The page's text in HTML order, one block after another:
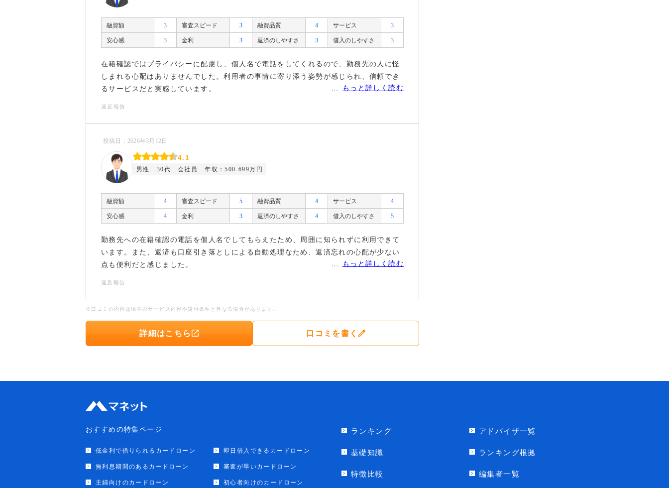
融資額 3 審査スピード 3 融資品質 4 サービス 3
安心感 3 金利 3 返済のしやすさ 3 借入のしやすさ 3
在籍確認ではプライバシーに配慮し、個人名で電話をしてくれるので、勤務先の人に怪
しまれる心配はありませんでした。利用者の事情に寄り添う姿勢が感じられ、信頼でき
るサービスだと実感しています。
もっと詳しく読む
違反報告
投稿日：2026年3月12日
4.1
男性 30代 会社員 年収：500-699万円
融資額 4 審査スピード 5 融資品質 4 サービス 4
安心感 4 金利 3 返済のしやすさ 4 借入のしやすさ 5
勤務先への在籍確認の電話を個人名でしてもらえたため、周囲に知られずに利用できて
います。また、返済も口座引き落としによる自動処理なため、返済忘れの心配が少ない
点も便利だと感じました。
もっと詳しく読む
違反報告
※口コミの内容は現在のサービス内容や貸付条件と異なる場合があります。
詳細はこちら 口コミを書く
おすすめの特集ページ
低金利で借りられるカードローン 即日借入できるカードローン
無利息期間のあるカードローン 審査が早いカードローン
主婦向けのカードローン 初心者向けのカードローン
ランキング
基礎知識
特徴比較
アドバイザ一覧
ランキング根拠
編集者一覧